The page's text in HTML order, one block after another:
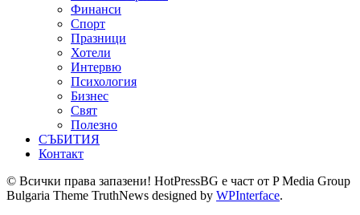
Финанси
Спорт
Празници
Хотели
Интервю
Психология
Бизнес
Свят
Полезно
СЪБИТИЯ
Контакт
© Всички права запазени! HotPressBG е част от P Media Group
Bulgaria Theme TruthNews designed by WPInterface.